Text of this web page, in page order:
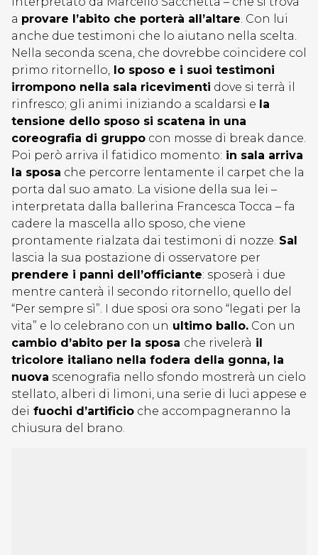
a provare l’abito che porterà all’altare. Con lui
anche due testimoni che lo aiutano nella scelta.
Nella seconda scena, che dovrebbe coincidere col
primo ritornello, lo sposo e i suoi testimoni
irrompono nella sala ricevimenti dove si terrà il
rinfresco; gli animi iniziando a scaldarsi e la
tensione dello sposo si scatena in una
coreografia di gruppo con mosse di break dance.
Poi però arriva il fatidico momento: in sala arriva
la sposa che percorre lentamente il carpet che la
porta dal suo amato. La visione della sua lei –
interpretata dalla ballerina Francesca Tocca – fa
cadere la mascella allo sposo, che viene
prontamente rialzata dai testimoni di nozze. Sal
lascia la sua postazione di osservatore per
prendere i panni dell’officiante: sposerà i due
mentre canterà il secondo ritornello, quello del
“Per sempre sì”. I due sposi ora sono “legati per la
vita” e lo celebrano con un ultimo ballo. Con un
cambio d’abito per la sposa che rivelerà il
tricolore italiano nella fodera della gonna, la
nuova scenografia nello sfondo mostrerà un cielo
stellato, alberi di limoni, una serie di luci appese e
dei fuochi d’artificio che accompagneranno la
chiusura del brano.